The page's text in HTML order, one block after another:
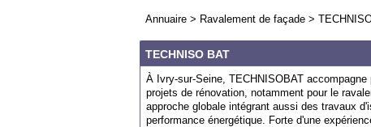
Annuaire > Ravalement de façade >
TECHNISO BAT
À Ivry-sur-Seine, TECHNISOBAT
projets de rénovation, notamment pour le
approche globale intégrant aussi des travaux
performance énergétique. Forte d'une